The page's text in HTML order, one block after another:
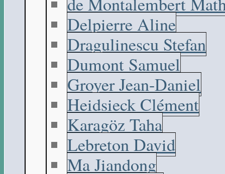
Delpierre Aline
Dragulinescu Stefan
Dumont Samuel
Groyer Jean-Daniel
Heidsieck Clément
Karagöz Taha
Lebreton David
Ma Jiandong